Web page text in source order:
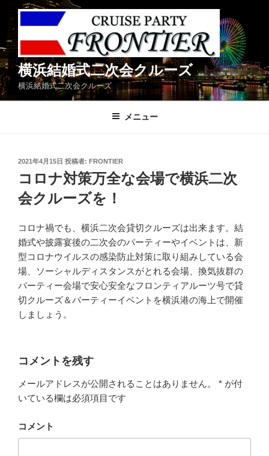
ン
ツ
へ
ス
横浜結婚式二次会クルーズ
横浜結婚式二次会クルーズ
メニュー
投
稿
日:
2021年4月15日 投稿者: FRONTIER
コロナ対策万全な会場で横浜二次
会クルーズを！
コロナ禍でも、横浜二次会貸切クルーズは出来ます。結
婚式や披露宴後の二次会のパーティーやイベントは、新
型コロナウイルスの感染防止対策に取り組みしている会
場、ソーシャルディスタンスがとれる会場、換気抜群の
パーティー会場で安心安全なフロンティアルーツ号で貸
切クルーズ＆パーティーイベントを横浜港の海上で開催
しましょう。
コメントを残す
メールアドレスが公開されることはありません。 * が付
いている欄は必須項目です
コメント